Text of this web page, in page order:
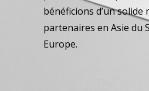
bénéficions d’un solide
partenaires en Asie du
Europe.